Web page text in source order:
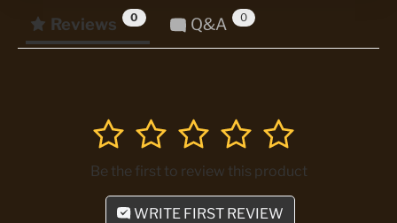
Reviews 0 Q&A 0
5
4
3
2
1
Be the first to review this product
WRITE FIRST REVIEW